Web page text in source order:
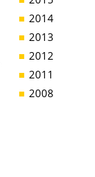
2014
2013
2012
2011
2008